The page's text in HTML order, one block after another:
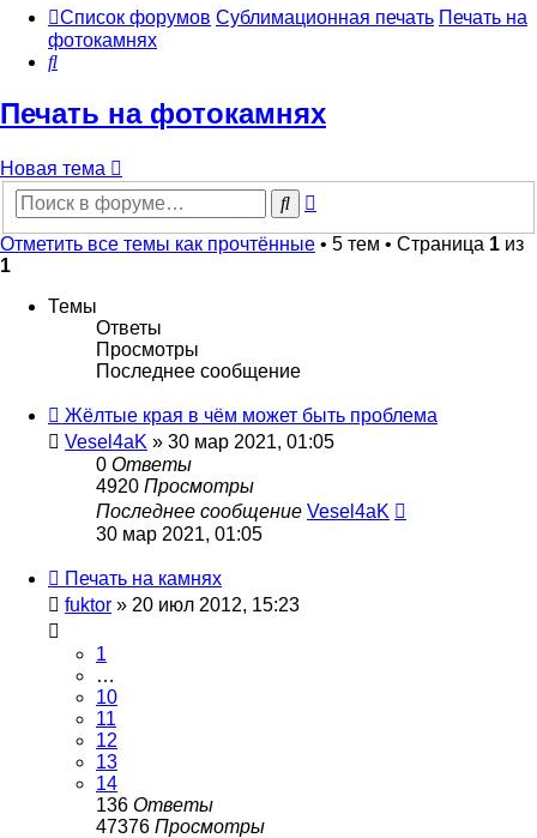
Список форумов Сублимационная печать Печать на
фотокамнях
Поиск
Печать на фотокамнях
Новая тема
Поиск
Отметить все темы как прочтённые • 5 тем • Страница 1 из
1
Темы
Ответы
Просмотры
Последнее сообщение
Жёлтые края в чём может быть проблема
Vesel4aK » 30 мар 2021, 01:05
0 Ответы
4920 Просмотры
Последнее сообщение Vesel4aK
30 мар 2021, 01:05
Печать на камнях
fuktor » 20 июл 2012, 15:23
1
…
10
11
12
13
14
136 Ответы
47376 Просмотры